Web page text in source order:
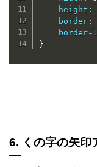
height :
border :
}
6. くの字の矢印